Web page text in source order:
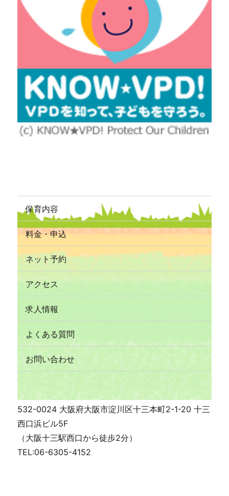
保育内容
料金・申込
ネット予約
アクセス
求人情報
よくある質問
お問い合わせ
532-0024 大阪府大阪市淀川区十三本町2-1-20 十三
西口浜ビル5F
（大阪十三駅西口から徒歩2分）
TEL:06-6305-4152